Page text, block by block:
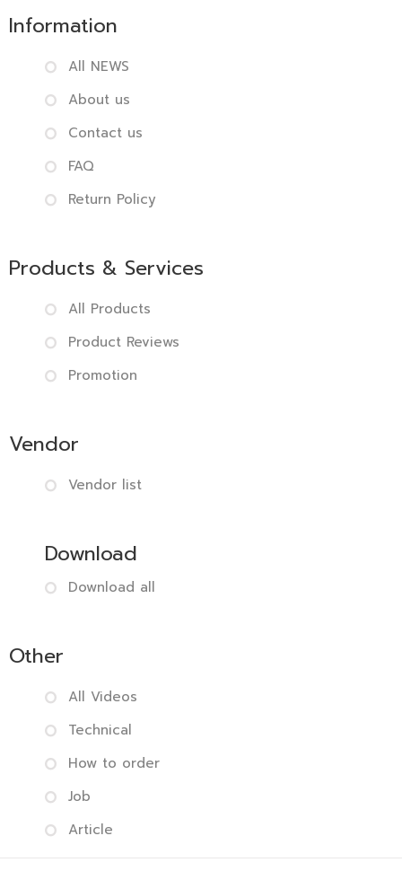
Information
All NEWS
About us
Contact us
FAQ
Return Policy
Products & Services
All Products
Product Reviews
Promotion
Vendor
Vendor list
Download
Download all
Other
All Videos
Technical
How to order
Job
Article